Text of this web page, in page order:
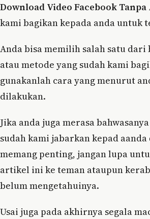
Download Video Facebook
kami bagikan kepada anda untuk
Anda bisa memilih salah satu dari
atau metode yang sudah kami
gunakanlah cara yang menurut
dilakukan.
Jika anda juga merasa
sudah kami jabarkan kepad
memang penting, jangan lupa
artikel ini ke teman ataupun
belum mengetahuinya.
Usai juga pada akhirnya segala